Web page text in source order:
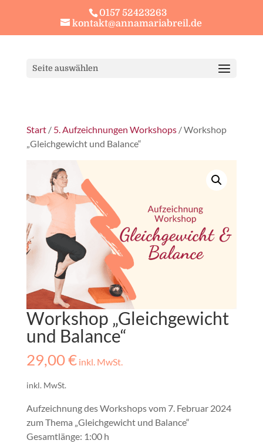
0157 52423263
kontakt@annamariabreil.de
Seite auswählen
Start/ 5. Aufzeichnungen Workshops/ Workshop
„Gleichgewicht und Balance“
Workshop „Gleichgewicht
und Balance“
29,00€ inkl. MwSt.
inkl. MwSt.
Aufzeichnung des Workshops vom 7. Februar 2024
zum Thema „Gleichgewicht und Balance“
Gesamtlänge: 1:00 h